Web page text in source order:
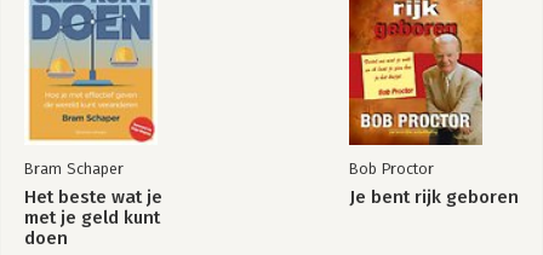
Bram Schaper
Het beste wat je
met je geld kunt
doen
Bob Proctor
Je bent rijk geboren